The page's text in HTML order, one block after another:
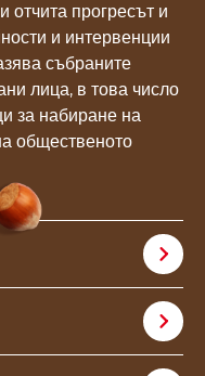
отчита прогресът и
и интервенции
събраните
лица, в това число
за набиране на
общественото